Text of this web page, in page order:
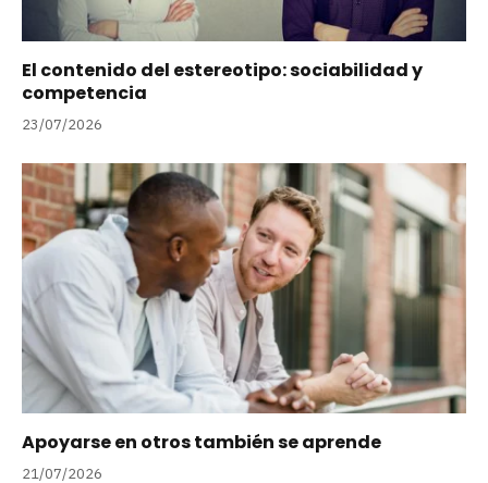
El contenido del estereotipo: sociabilidad y
competencia
23/07/2026
Apoyarse en otros también se aprende
21/07/2026